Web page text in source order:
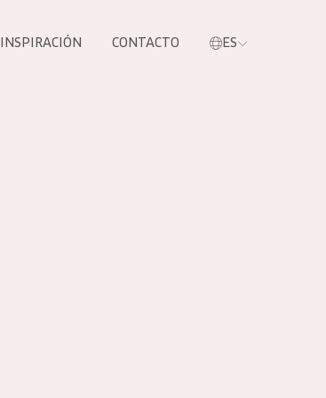
INSPIRACIÓN CONTACTO ES